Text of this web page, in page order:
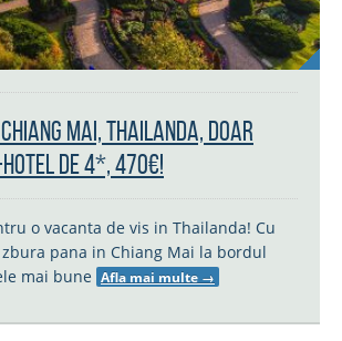
Mai, Thailanda, doar
de 4*, 470€!
o vacanta de vis in Thailanda! Cu
pana in Chiang Mai la bordul
mai bune Afla mai multe →